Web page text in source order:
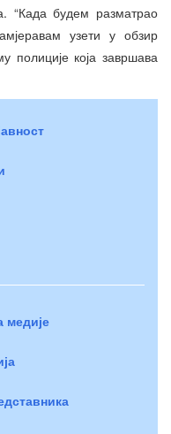
“Када будем разматрао
узети у обзир
полиције која завршава
медије